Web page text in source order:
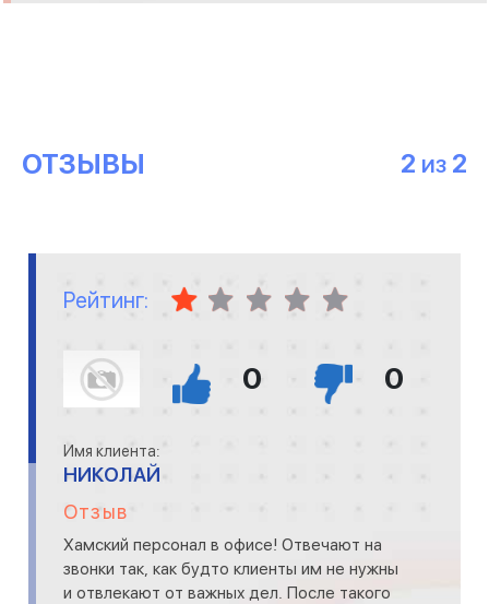
ОТЗЫВЫ 2 ИЗ 2
Рейтинг:
0 0
Имя клиента:
НИКОЛАЙ
Отзыв
Хамский персонал в офисе! Отвечают на
звонки так, как будто клиенты им не нужны
и отвлекают от важных дел. После такого